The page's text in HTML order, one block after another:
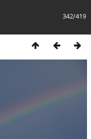
342/419